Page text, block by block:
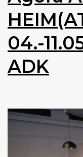
04.-
ADK